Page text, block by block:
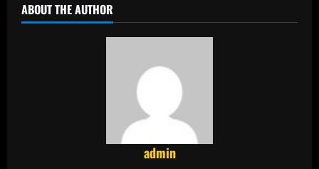
ABOUT THE AUTHOR
admin